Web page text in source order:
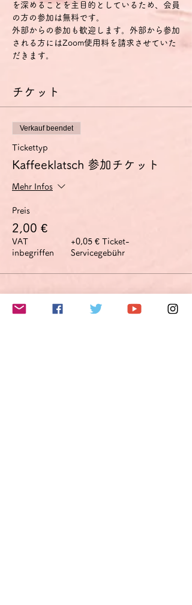
を深めることを主目的としているため、会員
の方の参加は無料です。
外部からの参加も歓迎します。外部から参加
される方にはZoom使用料を請求させていた
だきます。
チケット
Verkauf beendet
Tickettyp
Kaffeeklatsch 参加チケット
Mehr Infos
Preis
2,00 €
VAT
inbegriffen
+0,05 € Ticket-
Servicegebühr
このイベントをシェア